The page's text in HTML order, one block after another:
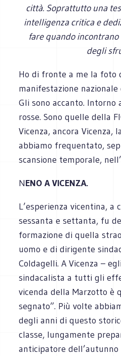
città. Soprattutto una
intelligenza critica e
fare quando
degli
Ho di fronte a me la foto
manifestazione nazionale
Gli sono accanto. Intorno
rosse. Sono quelle della
Vicenza, ancora Vicenza,
abbiamo frequentato,
scansione temporale,
NENO A VICENZA.
L’esperienza vicentina, a
sessanta e settanta, fu
formazione di quella
uomo e di dirigente
Coldagelli. A Vicenza –
sindacalista a tutti gli
vicenda della Marzotto è
segnato”. Più volte
degli anni di questo
classe, lungamente
anticipatore